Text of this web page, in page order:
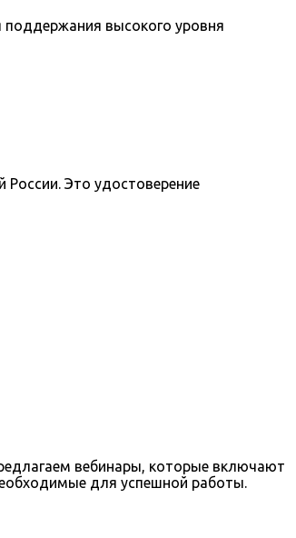
высокого уровня
Это удостоверение
вебинары, которые включают
для успешной работы.